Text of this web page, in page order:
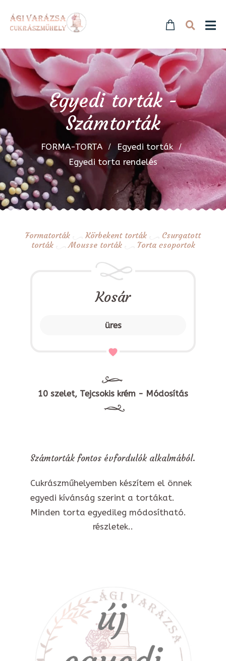
Egyedi torták -
Számtorták
FORMA-TORTA
Egyedi torták
Egyedi torta rendelés
Formatorták Körbekent torták
Csurgatott
torták
Mousse torták Torta csoportok
Kosár
üres
10 szelet, Tejcsokis krém - Módosítás
Számtorták fontos évfordulók alkalmából.
Cukrászműhelyemben készítem el önnek
egyedi kívánság szerint a tortákat.
Minden torta egyedileg módosítható.
részletek..